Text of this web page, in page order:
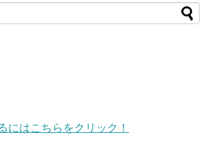
にはこちらをクリック！